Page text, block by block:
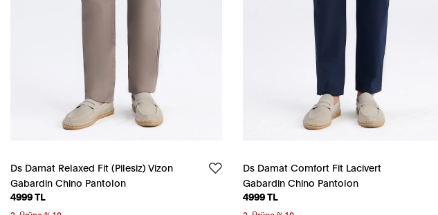
Ds Damat Relaxed Fit (Pilesiz) Vizon
Gabardin Chino Pantolon
4999 TL
Ds Damat Comfort Fit Lacivert
Gabardin Chino Pantolon
4999 TL